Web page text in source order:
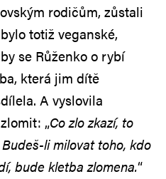
rodičům, zůstali
totiž veganské,
se Růženko o rybí
která jim dítě
A vyslovila
„Co zlo zkazí, to
li milovat toho, kdo
bude kletba zlomena.“